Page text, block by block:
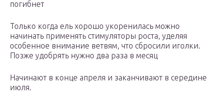
погибнет
Только когда ель хорошо укоренилась можно
начинать применять стимуляторы роста, уделяя
особенное внимание ветвям, что сбросили иголки.
Позже удобрять нужно два раза в месяц
Начинают в конце апреля и заканчивают в середине
июля.